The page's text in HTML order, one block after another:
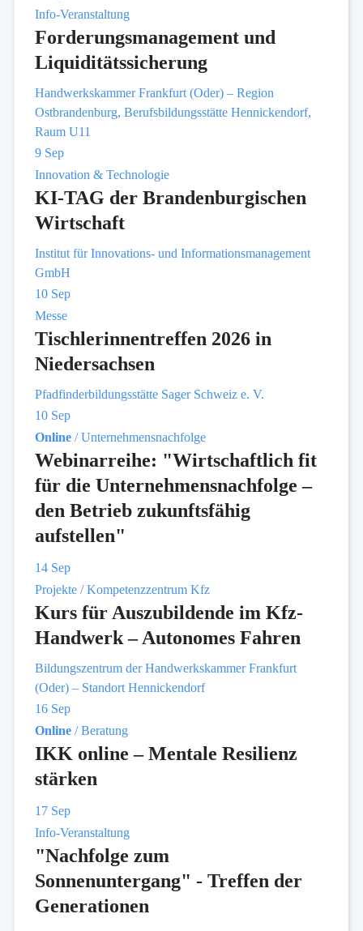
Info-Veranstaltung
Forderungsmanagement und
Liquiditätssicherung
Handwerkskammer Frankfurt (Oder) – Region
Ostbrandenburg, Berufsbildungsstätte Hennickendorf,
Raum U11
9 Sep
Innovation & Technologie
KI-TAG der Brandenburgischen
Wirtschaft
Institut für Innovations- und Informationsmanagement
GmbH
10 Sep
Messe
Tischlerinnentreffen 2026 in
Niedersachsen
Pfadfinderbildungsstätte Sager Schweiz e. V.
10 Sep
Online/ Unternehmensnachfolge
Webinarreihe: "Wirtschaftlich fit
für die Unternehmensnachfolge –
den Betrieb zukunftsfähig
aufstellen"
14 Sep
Projekte / Kompetenzzentrum Kfz
Kurs für Auszubildende im Kfz-
Handwerk – Autonomes Fahren
Bildungszentrum der Handwerkskammer Frankfurt
(Oder) – Standort Hennickendorf
16 Sep
Online/ Beratung
IKK online – Mentale Resilienz
stärken
17 Sep
Info-Veranstaltung
"Nachfolge zum
Sonnenuntergang" - Treffen der
Generationen